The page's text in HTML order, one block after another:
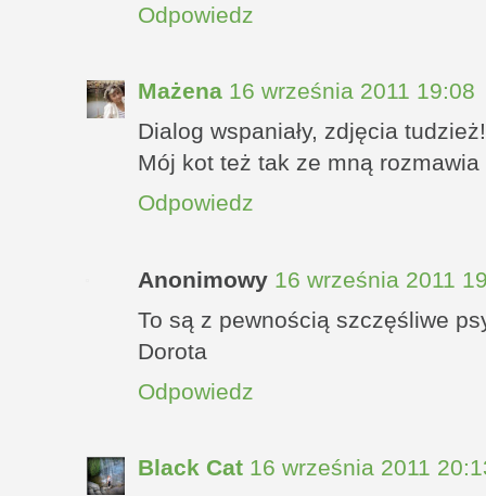
Odpowiedz
Mażena 16 września 2011 19:08
Dialog wspaniały, zdjęcia tudzież!
Mój kot też tak ze mną
Odpowiedz
Anonimowy 16 września 2011
To są z pewnością szczęśliwe
Dorota
Odpowiedz
Black Cat 16 września 2011